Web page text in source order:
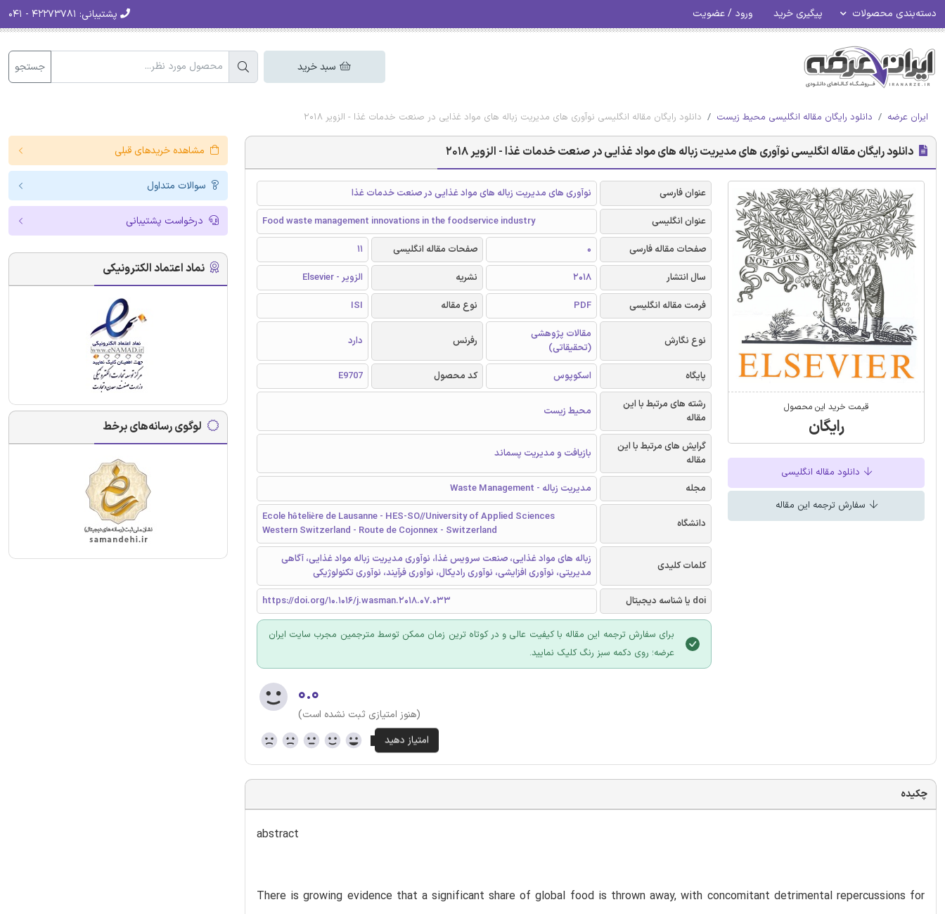
دسته‌بندی محصولات پیگیری خرید ورود / عضویت پشتیبانی:
سبد خرید جستجو
ایران عرضه دانلود رایگان مقاله انگلیسی محیط زیست دانلود رایگان مقاله انگلیسی نوآوری های مدیریت زباله های مواد غذایی در صنعت خدمات غذا - الزویر 2018
دانلود رایگان مقاله انگلیسی نوآوری های مدیریت زباله های مواد غذایی در صنعت خدمات غذا - الزویر 2018
قیمت خرید این محصول
رایگان
دانلود مقاله انگلیسی
سفارش ترجمه این مقاله
عنوان فارسی
نوآوری های مدیریت زباله های مواد غذایی در صنعت خدمات غذا
عنوان انگلیسی
Food waste management innovations in the foodservice industry
صفحات مقاله فارسی
0 صفحات مقاله انگلیسی
11
سال انتشار
2018 نشریه
الزویر - Elsevier
فرمت مقاله انگلیسی
PDF نوع مقاله ISI
نوع نگارش
مقالات پژوهشی
(تحقیقاتی)
رفرنس دارد
پایگاه اسکوپوس کد محصول
E9707
رشته های مرتبط با این
مقاله
محیط زیست
گرایش های مرتبط با این
مقاله
بازیافت و مدیریت پسماند
مجله مدیریت زباله - Waste Management
دانشگاه
Ecole hôtelière de Lausanne - HES-SO//University of Applied Sciences
Western Switzerland - Route de Cojonnex - Switzerland
کلمات کلیدی
زباله های مواد غذایی، صنعت سرویس غذا، نوآوری مدیریت زباله مواد غذایی، آگاهی
مدیریتی، نوآوری افزایشی، نوآوری رادیکال، نوآوری فرآیند، نوآوری تکنولوژیکی
doi یا شناسه دیجیتال
https://doi.org/10.1016/j.wasman.2018.07.033
برای سفارش ترجمه این مقاله با کیفیت عالی و در کوتاه ترین زمان ممکن توسط مترجمین مجرب سایت ایران
عرضه؛ روی دکمه سبز رنگ کلیک نمایید.
۰.۰
(هنوز امتیازی ثبت نشده است)
چکیده
abstract
There is growing evidence that a significant share of global food is thrown away, with concomitant detrimental repercussions for
مشاهده خریدهای قبلی
سوالات متداول
درخواست پشتیبانی
نماد اعتماد الکترونیکی
لوگوی رسانه‌های برخط